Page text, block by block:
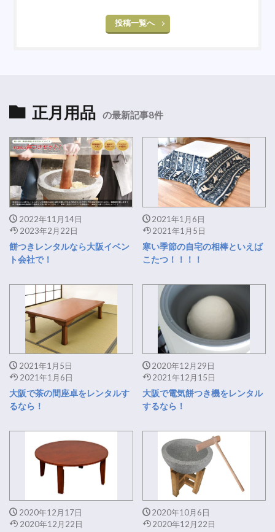
投稿一覧へ
正月用品 の最新記事8件
2022年11月14日
2023年2月22日
餅つきレンタルなら大阪イベン
ト会社で！
2021年1月6日
2021年1月5日
寒い季節の自宅の相棒といえば
こたつ！！！！
2021年1月5日
2021年1月6日
大阪で茶の間座卓をレンタルす
るなら！
2020年12月29日
2021年12月15日
大阪で電気餅つき機をレンタル
するなら！
2020年12月17日
2020年12月22日
2020年10月6日
2020年12月22日